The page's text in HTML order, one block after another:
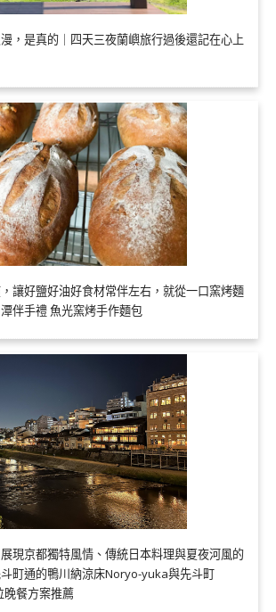
，是真的｜四天三夜蘭嶼旅行過後還記在心上
讓好鹽好油好食材常伴左右，就從一口窯烤麵
伴手禮 魚光窯烤手作麵包
現京都獨特風情、傳統日本料理與夏夜河風的
町通的鴨川納涼床Noryo-yuka與先斗町
餐方案推薦